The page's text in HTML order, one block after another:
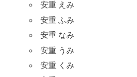
安重 えみ
安重 ふみ
安重 なみ
安重 うみ
安重 くみ